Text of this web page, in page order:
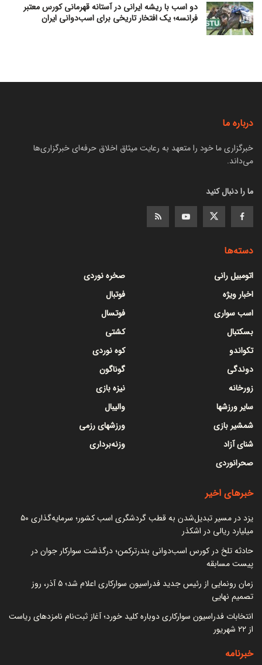
دو اسب با ریشه ایرانی در آستانه قهرمانی کورس معتبر
فرانسه؛ یک افتخار تاریخی برای اسب‌دوانی ایران
درباره ما
خبرگزاری ما خود را متعهد به رعایت میثاق اخلاق حرفه‌ای خبرگزاری‌ها
می‌داند.
ما را دنبال کنید
دسته‌ها
اتومبیل رانی
اخبار ویژه
اسب سواری
بسکتبال
تکواندو
دوندگی
زورخانه
سایر ورزشها
شمشیر بازی
شنای آزاد
صحرانوردی
صخره نوردی
فوتبال
فوتسال
کشتی
کوه نوردی
گوناگون
نیزه بازی
والیبال
ورزشهای رزمی
وزنه‌برداری
خبرهای اخیر
یزد در مسیر تبدیل‌شدن به قطب گردشگری اسب کشور؛ سرمایه‌گذاری ۵۰
میلیارد ریالی در اشکذر
حادثه تلخ در کورس اسب‌دوانی بندرترکمن؛ درگذشت سوارکار جوان در
پیست مسابقه
زمان رونمایی از رئیس جدید فدراسیون سوارکاری اعلام شد؛ ۵ آذر، روز
تصمیم نهایی
انتخابات فدراسیون سوارکاری دوباره کلید خورد؛ آغاز ثبت‌نام نامزدهای ریاست
از ۲۲ شهریور
خبرنامه